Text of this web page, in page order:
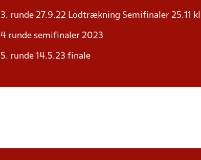
3. runde 27.9.22 Lodtrækning Semifinaler 25.11
4 runde semifinaler 2023
5. runde 14.5.23 finale